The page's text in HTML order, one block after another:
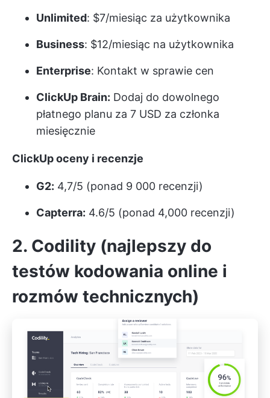
Unlimited: $7/miesiąc za użytkownika
Business: $12/miesiąc na użytkownika
Enterprise: Kontakt w sprawie cen
ClickUp Brain: Dodaj do dowolnego
płatnego planu za 7 USD za członka
miesięcznie
ClickUp oceny i recenzje
G2: 4,7/5 (ponad 9 000 recenzji)
Capterra: 4.6/5 (ponad 4,000 recenzji)
2. Codility (najlepszy do
testów kodowania online i
rozmów technicznych)